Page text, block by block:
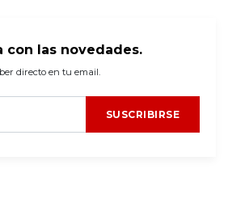
con las novedades.
directo en tu email.
SUSCRIBIRSE